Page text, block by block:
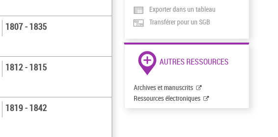
1807 - 1835
1812 - 1815
1819 - 1842
Exporter dans un tableau
Transférer pour un SGB
AUTRES RESSOURCES
Archives et manuscrits
Ressources électroniques